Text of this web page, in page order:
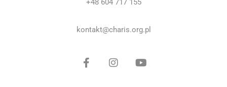
+48 604 717 155
kontakt@charis.org.pl